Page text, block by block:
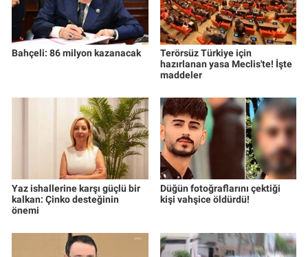
Bahçeli: 86 milyon kazanacak
Terörsüz Türkiye için
hazırlanan yasa Meclis'te! İşte
maddeler
Yaz ishallerine karşı güçlü bir
kalkan: Çinko desteğinin
önemi
Düğün fotoğraflarını çektiği
kişi vahşice öldürdü!